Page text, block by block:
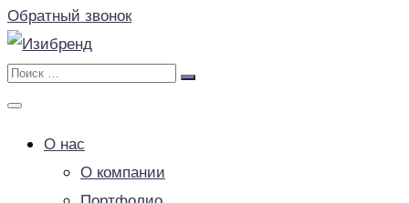
Обратный звонок
О нас
О компании